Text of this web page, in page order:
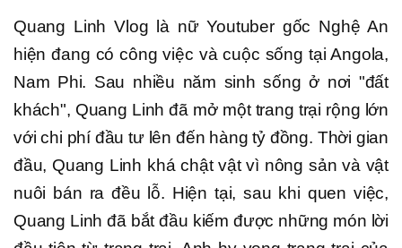
Quang Linh Vlog là nữ Youtuber gốc Nghệ An
hiện đang có công việc và cuộc sống tại Angola,
Nam Phi. Sau nhiều năm sinh sống ở nơi "đất
khách", Quang Linh đã mở một trang trại rộng lớn
với chi phí đầu tư lên đến hàng tỷ đồng. Thời gian
đầu, Quang Linh khá chật vật vì nông sản và vật
nuôi bán ra đều lỗ. Hiện tại, sau khi quen việc,
Quang Linh đã bắt đầu kiếm được những món lời